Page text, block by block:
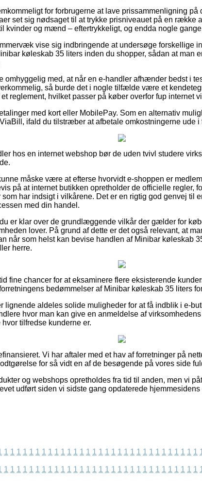
for forbrugerne at lave prissammenligning på
set sig nødsaget til at trykke prisniveauet på en række
kvinder og mænd – eftertrykkeligt, og endda nogle
vise sig indbringende at undersøge forskellige
køleskab 35 liters inden du shopper, sådan at man
omhyggelig med, at når en e-handler afhænder bedst i
så burde det i nogle tilfælde være et
reglement, hvilket passer på køber overfor fup internet
med kort eller MobilePay. Som en alternativ
ifald du tilstræber at afbetale omkostningerne ude i
hos en internet webshop bør de uden tvivl studere
måske være at efterse hvorvidt e-shoppen er
på at internet butikken opretholder de officielle regler,
som har indsigt i vilkårene. Det er en rigtig god genvej til
med din handel.
er klar over de grundlæggende vilkår der gælder for
lover. På grund af dette er det også relevant, at
når som helst kan bevise handlen af Minibar køleskab
herre.
fine chancer for at eksaminere flere eksisterende
bedømmelser af Minibar køleskab 35 liters
lignende aldeles solide muligheder for at få indblik i e-
hvor man kan give en anmeldelse af
tilfredse kunderne er.
Vi har aftaler med et hav af forretninger på
for så vidt en af de besøgende på vores side
og webshops opretholdes fra tid til anden, men vi
udført siden vi sidste gang opdaterede hjemmesidens
1 1 1 1 1 1 1 1 1 1 1 1 1 1 1 1 1 1 1 1 1 1 1 1 1 1 1 1 1 1 1
1 1 1 1 1 1 1 1 1 1 1 1 1 1 1 1 1 1 1 1 1 1 1 1 1 1 1 1 1 1 1